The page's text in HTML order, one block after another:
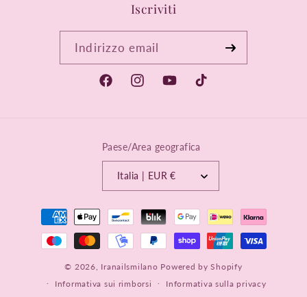
Iscriviti
Indirizzo email
FacebookInstagramYouTubeTikTok
Paese/Area geografica
Italia | EUR €
Metodi
pagamento
© 2026, Iranailsmilano Powered by Shopify
Informativa sui rimborsi
Informativa sulla privacy